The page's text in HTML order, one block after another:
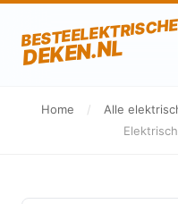
BESTEELEKTRISCHE
DEKEN.NL
Home / Alle